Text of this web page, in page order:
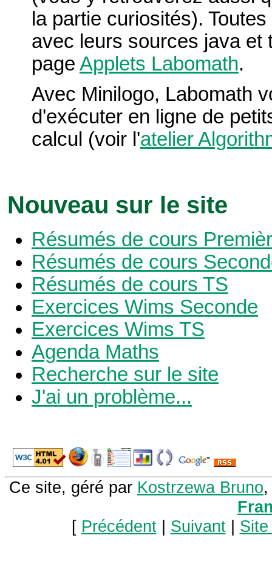
la partie curiosités).
avec leurs sources java et
page Applets Labomath.
Avec Minilogo, Labomath
d'exécuter en ligne de
calcul (voir l'atelier
Nouveau sur le site
Résumés de cours
Résumés de cours
Résumés de cours TS
Exercices Wims Seconde
Exercices Wims TS
Agenda Maths
Recherche sur le site
J'ai un problème...
Ce site, géré par Kostrzewa Bruno
[ Précédent| Suivant|